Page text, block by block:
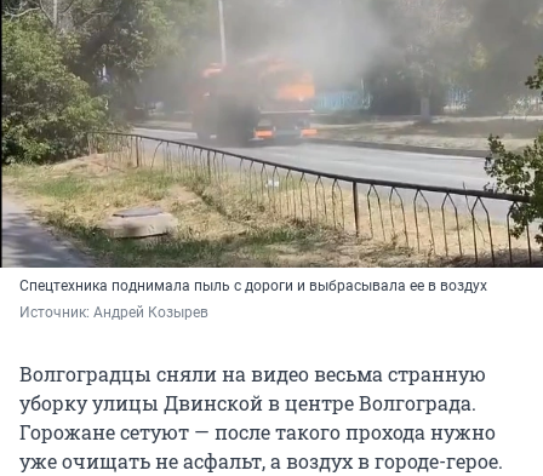
Спецтехника поднимала пыль с дороги и выбрасывала ее в воздух
Источник: Андрей Козырев
Волгоградцы сняли на видео весьма странную
уборку улицы Двинской в центре Волгограда.
Горожане сетуют — после такого прохода нужно
уже очищать не асфальт, а воздух в городе-герое.